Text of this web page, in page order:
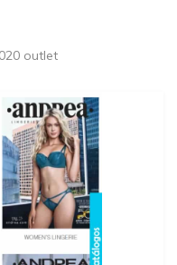
outlet